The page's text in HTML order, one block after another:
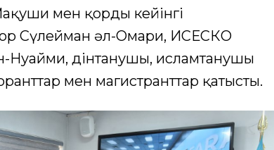
мен қордың кейінгі
Сүлейман әл-Омари, ИСЕСКО
Нуайми, дінтанушы, исламтанушы
мен магистранттар қатысты.